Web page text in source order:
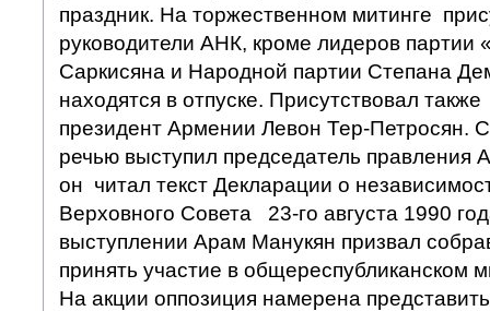
праздник. На торжественном митинге
руководители АНК, кроме лидеров партии
Саркисяна и Народной партии Степана
находятся в отпуске. Присутствовал
президент Армении Левон Тер-Петросян.
речью выступил председатель
он читал текст Декларации о
Верховного Совета 23-го августа 1990
выступлении Арам Манукян призвал
принять участие в общереспубликанском
На акции оппозиция намерена